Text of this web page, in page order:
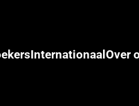
InternationaalOver